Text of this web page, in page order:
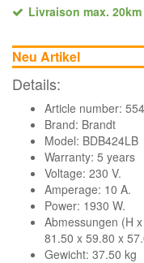
Livraison max.
Neu Artikel
Details:
Article number:
Brand: Brandt
Model: BDB424LB
Warranty: 5 years
Voltage: 230 V.
Amperage: 10 A.
Power: 1930 W.
Abmessungen (H
81.50 x 59.80 x
Gewicht: 37.50 kg